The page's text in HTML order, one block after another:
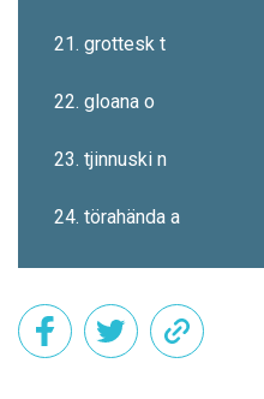
21. grottesk t
22. gloana o
23. tjinnuski n
24. törahända a